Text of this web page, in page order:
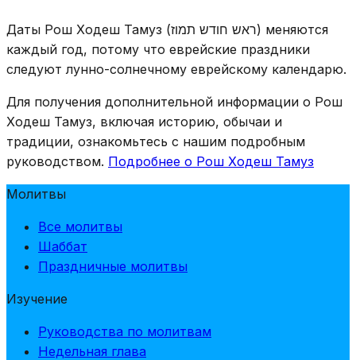
Траурные ограничения начинаются только 17-го
Тамуза.
Даты Рош Ходеш Тамуз (ראש חודש תמוז) меняются
каждый год, потому что еврейские праздники
следуют лунно-солнечному еврейскому календарю.
Для получения дополнительной информации о Рош
Ходеш Тамуз, включая историю, обычаи и
традиции, ознакомьтесь с нашим подробным
руководством. Подробнее о Рош Ходеш Тамуз
Молитвы
Все молитвы
Шаббат
Праздничные молитвы
Изучение
Руководства по молитвам
Недельная глава